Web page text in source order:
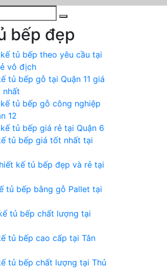
bếp đẹp
tủ bếp theo yêu cầu tại
vô địch
tủ bếp gỗ tại Quận 11 giá
nhất
tủ bếp gỗ công nghiệp
12
tủ bếp giá rẻ tại Quận 6
tủ bếp giá tốt nhất tại
kế tủ bếp đẹp và rẻ tại
tủ bếp bằng gỗ Pallet tại
tủ bếp chất lượng tại
tủ bếp cao cấp tại Tân
tủ bếp chất lượng tại Thủ